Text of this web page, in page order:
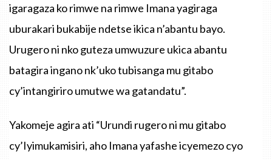
igaragaza ko rimwe na rimwe Imana yagiraga
uburakari bukabije ndetse ikica n’abantu bayo.
Urugero ni nko guteza umwuzure ukica abantu
batagira ingano nk’uko tubisanga mu gitabo
cy’intangiriro umutwe wa gatandatu”.
Yakomeje agira ati “Urundi rugero ni mu gitabo
cy’Iyimukamisiri, aho Imana yafashe icyemezo cyo